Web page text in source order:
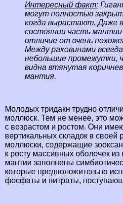
Интересный факт:
могут полностью
когда вырастают. Даже
состоянии часть
отличие от очень
Между paковинами
небольшие промежутки,
видна втянутая
мантия.
Молодых тридакн трудно
моллюск. Тем не менее, это
с возрастом и ростом. Они
вертикальных складок в своей
моллюски, содержащие
к росту массивных оболочек из
мантии заполнены
которые предположительно
фосфаты и нитраты,